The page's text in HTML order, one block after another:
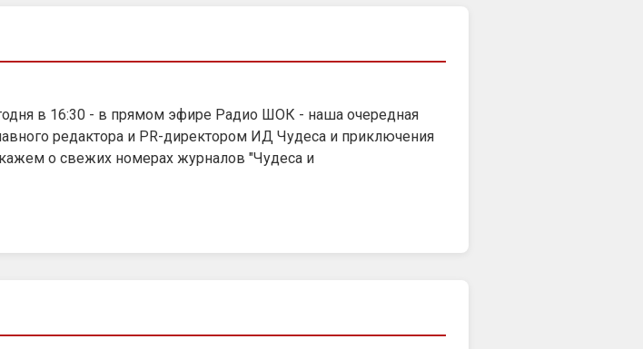
в 16:30 - в прямом эфире Радио ШОК - наша очередная
редактора и PR-директором ИД Чудеса и приключения
о свежих номерах журналов "Чудеса и